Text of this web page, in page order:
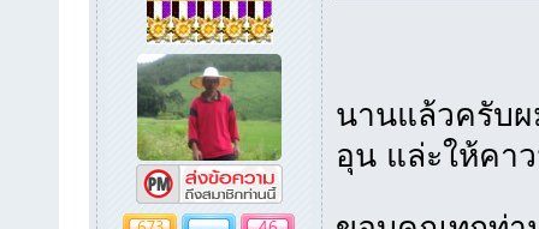
นานแล้วครับผ
อุน แล่ะให้คา